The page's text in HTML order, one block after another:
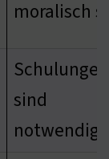
moralisch
Schulungen
sind
notwendig